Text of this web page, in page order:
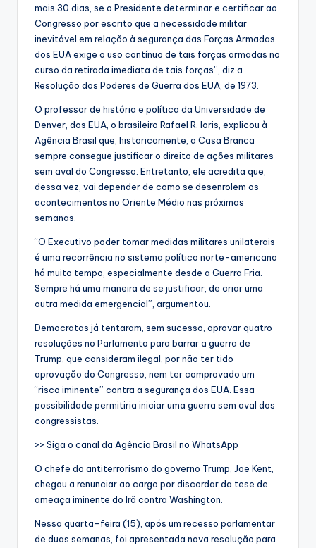
mais 30 dias, se o Presidente determinar e certificar ao
Congresso por escrito que a necessidade militar
inevitável em relação à segurança das Forças Armadas
dos EUA exige o uso contínuo de tais forças armadas no
curso da retirada imediata de tais forças”, diz a
Resolução dos Poderes de Guerra dos EUA, de 1973.
O professor de história e política da Universidade de
Denver, dos EUA, o brasileiro Rafael R. Ioris, explicou à
Agência Brasil que, historicamente, a Casa Branca
sempre consegue justificar o direito de ações militares
sem aval do Congresso. Entretanto, ele acredita que,
dessa vez, vai depender de como se desenrolem os
acontecimentos no Oriente Médio nas próximas
semanas.
“O Executivo poder tomar medidas militares unilaterais
é uma recorrência no sistema político norte-americano
há muito tempo, especialmente desde a Guerra Fria.
Sempre há uma maneira de se justificar, de criar uma
outra medida emergencial”, argumentou.
Democratas já tentaram, sem sucesso, aprovar quatro
resoluções no Parlamento para barrar a guerra de
Trump, que consideram ilegal, por não ter tido
aprovação do Congresso, nem ter comprovado um
“risco iminente” contra a segurança dos EUA. Essa
possibilidade permitiria iniciar uma guerra sem aval dos
congressistas.
>> Siga o canal da Agência Brasil no WhatsApp
O chefe do antiterrorismo do governo Trump, Joe Kent,
chegou a renunciar ao cargo por discordar da tese de
ameaça iminente do Irã contra Washington.
Nessa quarta-feira (15), após um recesso parlamentar
de duas semanas, foi apresentada nova resolução para